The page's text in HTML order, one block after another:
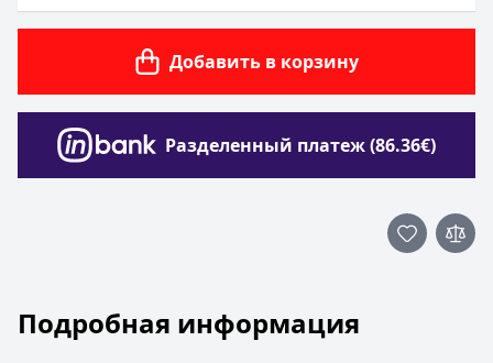
Добавить в корзину
Разделенный платеж (86.36€)
Подробная информация